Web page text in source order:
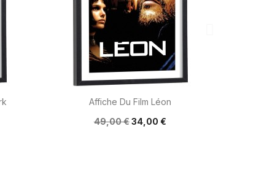
Aperçu rapide
Affiche Du Film Léon
49,00 €34,00 €